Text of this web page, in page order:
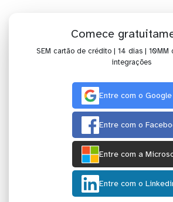
Comece
SEM cartão de crédito | 14 dias | 10MM
integrações
Entre com o Google
Entre com o
Entre com a
Entre com o